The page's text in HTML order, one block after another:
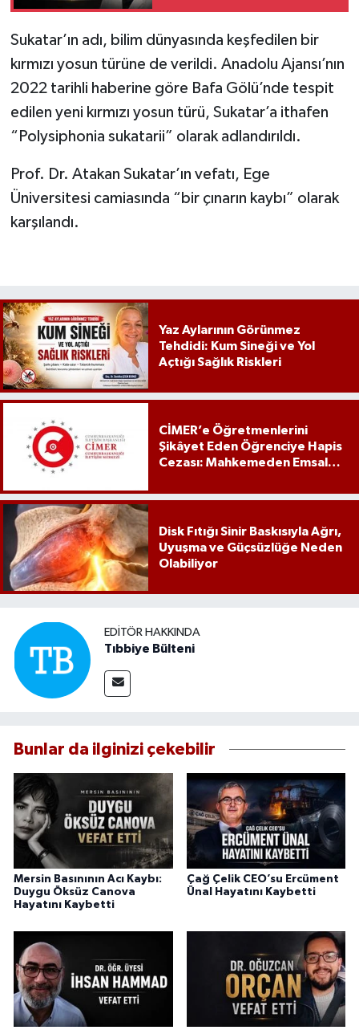
Sukatar’ın adı, bilim dünyasında keşfedilen bir
kırmızı yosun türüne de verildi. Anadolu Ajansı’nın
2022 tarihli haberine göre Bafa Gölü’nde tespit
edilen yeni kırmızı yosun türü, Sukatar’a ithafen
“Polysiphonia sukatarii” olarak adlandırıldı.
Prof. Dr. Atakan Sukatar’ın vefatı, Ege
Üniversitesi camiasında “bir çınarın kaybı” olarak
karşılandı.
Yaz Aylarının Görünmez
Tehdidi: Kum Sineği ve Yol
Açtığı Sağlık Riskleri
CİMER’e Öğretmenlerini
Şikâyet Eden Öğrenciye Hapis
Cezası: Mahkemeden Emsal
Disk Fıtığı Sinir Baskısıyla Ağrı,
Uyuşma ve Güçsüzlüğe Neden
Olabiliyor
EDITÖR HAKKINDA
Tıbbiye Bülteni
Bunlar da ilginizi çekebilir
Mersin Basınının Acı Kaybı:
Duygu Öksüz Canova
Hayatını Kaybetti
Çağ Çelik CEO’su Ercüment
Ünal Hayatını Kaybetti